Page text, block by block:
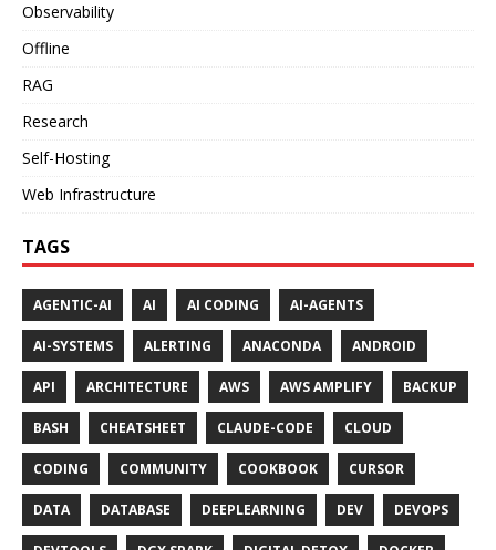
Observability
Offline
RAG
Research
Self-Hosting
Web Infrastructure
TAGS
AGENTIC-AI AI AI CODING AI-AGENTS
AI-SYSTEMS ALERTING ANACONDA ANDROID
API ARCHITECTURE AWS AWS AMPLIFY BACKUP
BASH CHEATSHEET CLAUDE-CODE CLOUD
CODING COMMUNITY COOKBOOK CURSOR
DATA DATABASE DEEPLEARNING DEV DEVOPS